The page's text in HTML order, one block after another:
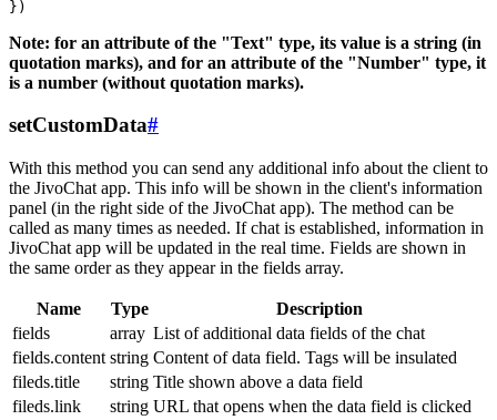
Note: for an attribute of the "Text" type, its value is a string (in
quotation marks), and for an attribute of the "Number" type, it
is a number (without quotation marks).
setCustomData#
With this method you can send any additional info about the client to
the JivoChat app. This info will be shown in the client's information
panel (in the right side of the JivoChat app). The method can be
called as many times as needed. If chat is established, information in
JivoChat app will be updated in the real time. Fields are shown in
the same order as they appear in the fields array.
Name Type
Description
fields
array List of additional data fields of the chat
fields.content string Content of data field. Tags will be insulated
fileds.title
string Title shown above a data field
fileds.link
string URL that opens when the data field is clicked